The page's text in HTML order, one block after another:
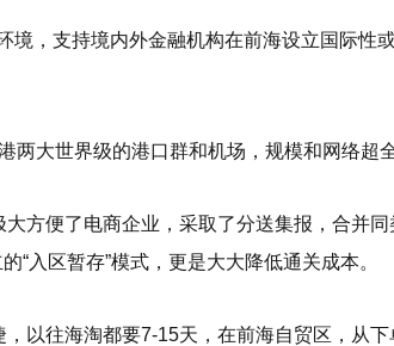
境，支持境内外金融机构在前海设立国际性
两大世界级的港口群和机场，规模和网络超
大方便了电商企业，采取了分送集报，合并
“入区暂存”模式，更是大大降低通关成本。
，以往海淘都要7-15天，在前海自贸区，从下